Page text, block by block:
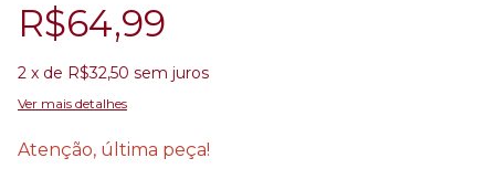
R$64,99
2 x de R$32,50 sem juros
Ver mais detalhes
Atenção, última peça!